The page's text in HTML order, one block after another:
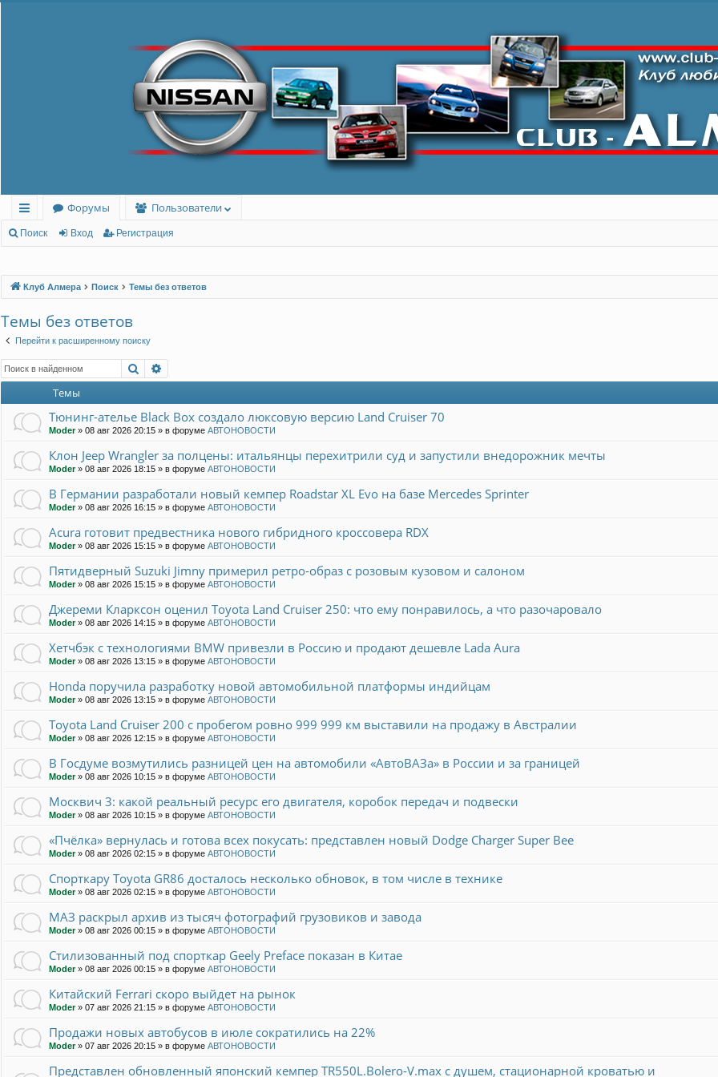
с
лк
Форумы
Пользователи
Поиск Вход Регистрация
Клуб Алмера Поиск Темы без ответов
Темы без ответов
Перейти к расширенному поиску
Поиск
Темы
Тюнинг-ателье Black Box создало люксовую версию Land Cruiser 70
Moder» 08 авг 2026 20:15 » в форуме АВТОНОВОСТИ
Клон Jeep Wrangler за полцены: итальянцы перехитрили суд и запустили внедорожник мечты
Moder» 08 авг 2026 18:15 » в форуме АВТОНОВОСТИ
В Германии разработали новый кемпер Roadstar XL Evo на базе Mercedes Sprinter
Moder» 08 авг 2026 16:15 » в форуме АВТОНОВОСТИ
Acura готовит предвестника нового гибридного кроссовера RDX
Moder» 08 авг 2026 15:15 » в форуме АВТОНОВОСТИ
Пятидверный Suzuki Jimny примерил ретро-образ с розовым кузовом и салоном
Moder» 08 авг 2026 15:15 » в форуме АВТОНОВОСТИ
Джереми Кларксон оценил Toyota Land Cruiser 250: что ему понравилось, а что разочаровало
Moder» 08 авг 2026 14:15 » в форуме АВТОНОВОСТИ
Хетчбэк с технологиями BMW привезли в Россию и продают дешевле Lada Aura
Moder» 08 авг 2026 13:15 » в форуме АВТОНОВОСТИ
Honda поручила разработку новой автомобильной платформы индийцам
Moder» 08 авг 2026 13:15 » в форуме АВТОНОВОСТИ
Toyota Land Cruiser 200 с пробегом ровно 999 999 км выставили на продажу в Австралии
Moder» 08 авг 2026 12:15 » в форуме АВТОНОВОСТИ
В Госдуме возмутились разницей цен на автомобили «АвтоВАЗа» в России и за границей
Moder» 08 авг 2026 10:15 » в форуме АВТОНОВОСТИ
Москвич 3: какой реальный ресурс его двигателя, коробок передач и подвески
Moder» 08 авг 2026 10:15 » в форуме АВТОНОВОСТИ
«Пчёлка» вернулась и готова всех покусать: представлен новый Dodge Charger Super Bee
Moder» 08 авг 2026 02:15 » в форуме АВТОНОВОСТИ
Спорткару Toyota GR86 досталось несколько обновок, в том числе в технике
Moder» 08 авг 2026 02:15 » в форуме АВТОНОВОСТИ
МАЗ раскрыл архив из тысяч фотографий грузовиков и завода
Moder» 08 авг 2026 00:15 » в форуме АВТОНОВОСТИ
Стилизованный под спорткар Geely Preface показан в Китае
Moder» 08 авг 2026 00:15 » в форуме АВТОНОВОСТИ
Китайский Ferrari скоро выйдет на рынок
Moder» 07 авг 2026 21:15 » в форуме АВТОНОВОСТИ
Продажи новых автобусов в июле сократились на 22%
Moder» 07 авг 2026 20:15 » в форуме АВТОНОВОСТИ
Представлен обновленный японский кемпер TR550L.Bolero-V.max с душем, стационарной кроватью и